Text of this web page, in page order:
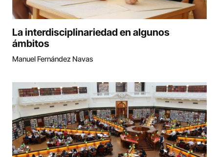
La interdisciplinariedad en algunos
ámbitos
Manuel Fernández Navas